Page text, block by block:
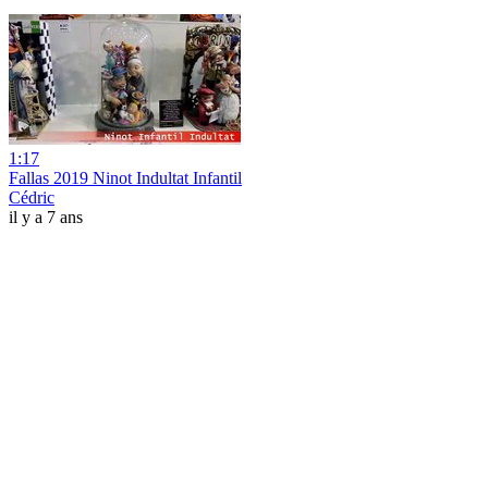
1:17
Fallas 2019 Ninot Indultat Infantil
Cédric
il y a 7 ans